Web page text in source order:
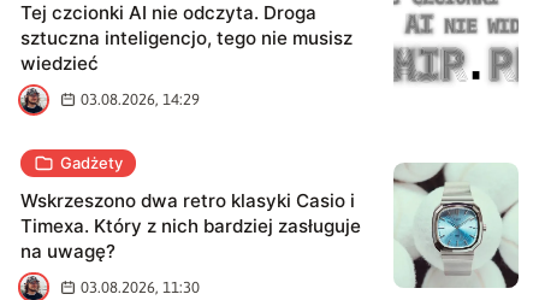
Tej czcionki AI nie odczyta. Droga
sztuczna inteligencjo, tego nie musisz
wiedzieć
B 03.08.2026, 14:29
Gadżety
Wskrzeszono dwa retro klasyki Casio i
Timexa. Który z nich bardziej zasługuje
na uwagę?
B 03.08.2026, 11:30